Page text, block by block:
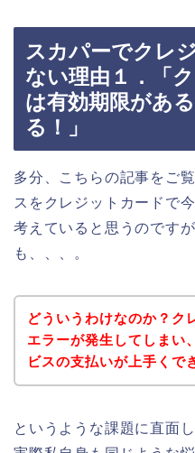
スカパーでクレ
ない理由１．「
は有効期限があ
る！」
多分、こちらの記事をご
スをクレジットカードで
考えていると思うのです
も、、、。
どういうわけなのか？ク
エラーが発生してしまい
ビスの支払いが上手くで
というような課題に直面